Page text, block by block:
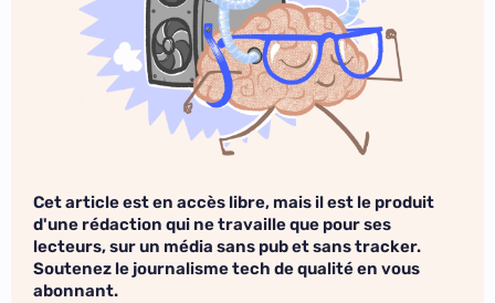
Cet article est en accès libre, mais il est le produit
d'une rédaction qui ne travaille que pour ses
lecteurs, sur un média sans pub et sans tracker.
Soutenez le journalisme tech de qualité en vous
abonnant.